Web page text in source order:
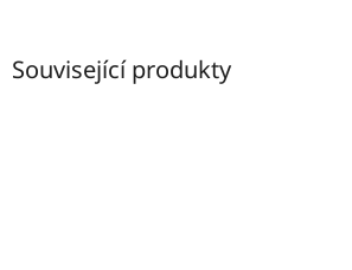
Související produkty